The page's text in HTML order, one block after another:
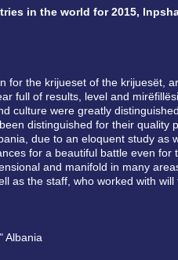
in the world for 2015,
for the krijueset of the krijuesët,
full of results, level and
culture were greatly
distinguished for their quality
due to an eloquent study
for a beautiful battle even
and manifold in many
as the staff, who worked with
Albania